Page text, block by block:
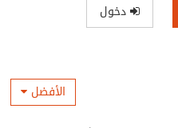
دخول
الأفضل